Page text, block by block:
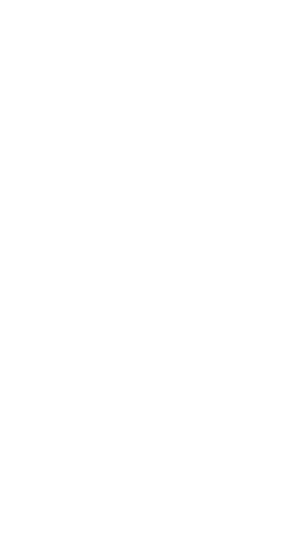
ایران – کتاب نخبگان کسب و کار ایران – کتاب نخبگان ایران